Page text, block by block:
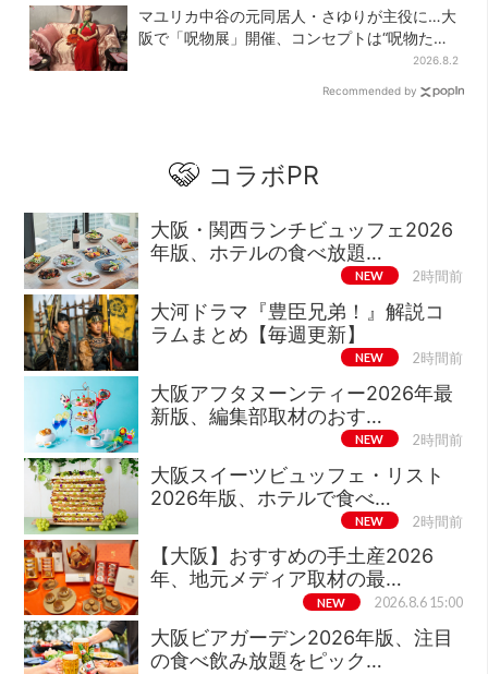
マユリカ中谷の元同居人・さゆりが主役に…大
阪で「呪物展」開催、コンセプトは“呪物たち
2026.8.2
Recommended by
コラボPR
大阪・関西ランチビュッフェ2026
年版、ホテルの食べ放題…
NEW 2時間前
大河ドラマ『豊臣兄弟！』解説コ
ラムまとめ【毎週更新】
NEW 2時間前
大阪アフタヌーンティー2026年最
新版、編集部取材のおす…
NEW 2時間前
大阪スイーツビュッフェ・リスト
2026年版、ホテルで食べ…
NEW 2時間前
【大阪】おすすめの手土産2026
年、地元メディア取材の最…
NEW 2026.8.6 15:00
大阪ビアガーデン2026年版、注目
の食べ飲み放題をピック…